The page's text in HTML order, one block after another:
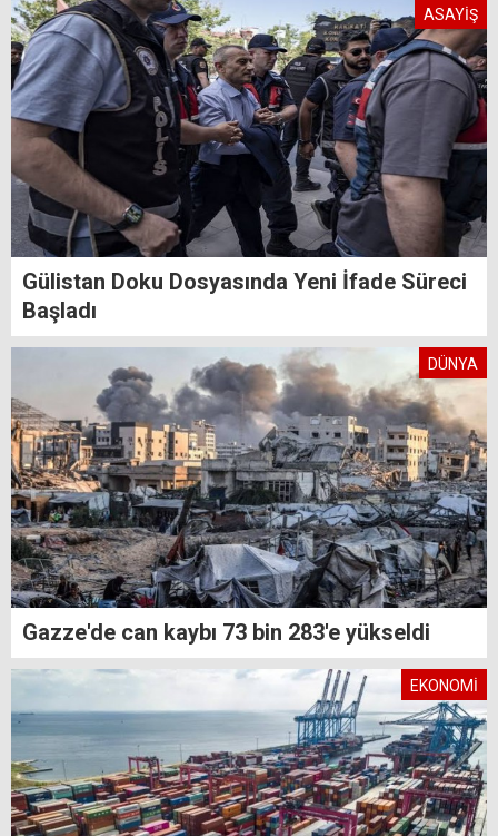
ASAYİŞ
Gülistan Doku Dosyasında Yeni İfade Süreci
Başladı
DÜNYA
Gazze'de can kaybı 73 bin 283'e yükseldi
EKONOMİ